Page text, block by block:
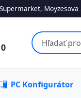
Moyzesova
PC Konfigurátor